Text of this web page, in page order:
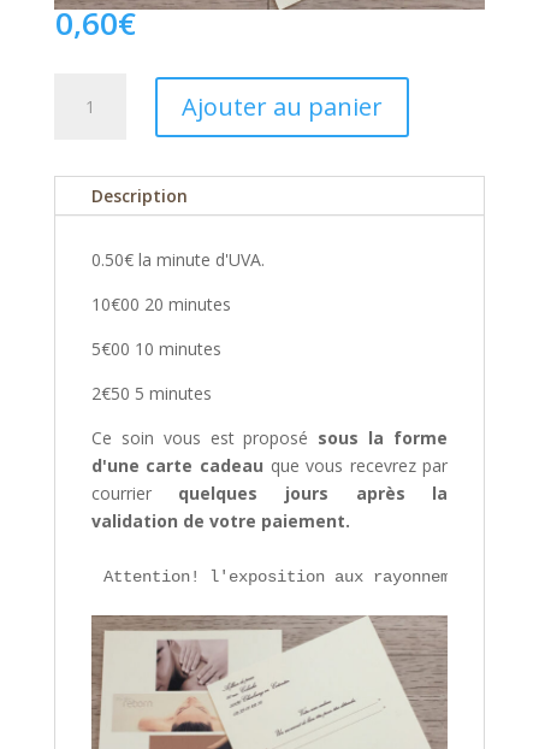
0,60€
minute
Ajouter au panier
Description
0.50€ la minute d'UVA.
10€00 20 minutes
5€00 10 minutes
2€50 5 minutes
Ce soin vous est proposé sous la forme
d'une carte cadeau que vous recevrez par
courrier quelques jours après la
validation de votre paiement.
Attention! l'exposition aux rayonnements